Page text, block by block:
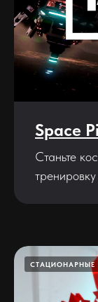
Space
Станьте
СТАЦИОНАРНЫЕ